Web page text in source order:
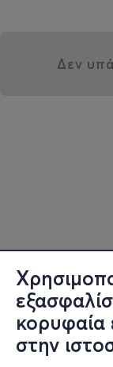
κορυφαία
στην
Δεν